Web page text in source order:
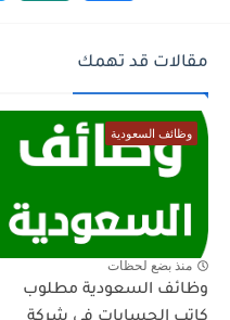
مقالات قد تهمك
وظائف السعودية
منذ بضع لحظات
وظائف السعودية مطلوب